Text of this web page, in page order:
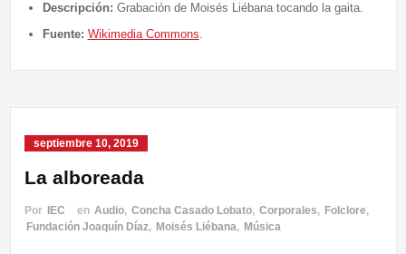
Descripción: Grabación de Moisés Liébana tocando la gaita.
Fuente: Wikimedia Commons.
septiembre 10, 2019
La alboreada
Por IEC en Audio, Concha Casado Lobato, Corporales, Folclore,
Fundación Joaquín Díaz, Moisés Liébana, Música